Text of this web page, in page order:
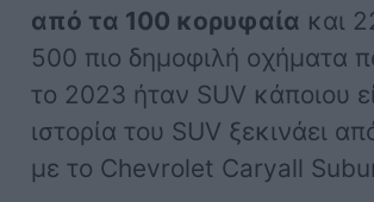
από τα 100 κορυφαία και
500 πιο δημοφιλή οχήματα
το 2023 ήταν SUV κάποιου
ιστορία του SUV ξεκινάει
με το Chevrolet Caryall